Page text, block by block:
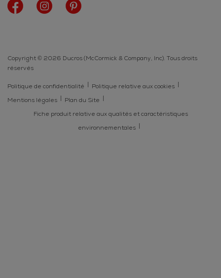
Copyright © 2026 Ducros (McCormick & Company, Inc). Tous droits
réservés
Politique de confidentialité
Politique relative aux cookies
Mentions légales
Plan du Site
Fiche produit relative aux qualités et caractéristiques
environnementales